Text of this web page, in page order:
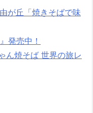
が丘「焼きそばで味
発売中！
ん焼そば 世界の旅レ